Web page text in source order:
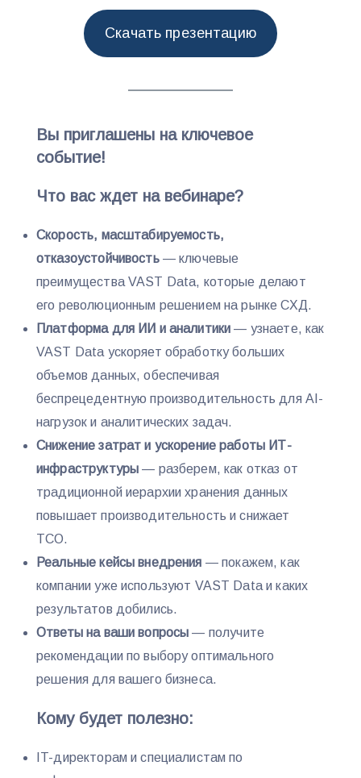
Скачать презентацию
Вы приглашены на ключевое
событие!
Что вас ждет на вебинаре?
Скорость, масштабируемость,
отказоустойчивость— ключевые
преимущества VAST Data, которые делают
его революционным решением на рынке СХД.
Платформа для ИИ и аналитики — узнаете, как
VAST Data ускоряет обработку больших
объемов данных, обеспечивая
беспрецедентную производительность для AI-
нагрузок и аналитических задач.
Снижение затрат и ускорение работы ИТ-
инфраструктуры — разберем, как отказ от
традиционной иерархии хранения данных
повышает производительность и снижает
TCO.
Реальные кейсы внедрения — покажем, как
компании уже используют VAST Data и каких
результатов добились.
Ответы на ваши вопросы — получите
рекомендации по выбору оптимального
решения для вашего бизнеса.
Кому будет полезно:
IT-директорам и специалистам по